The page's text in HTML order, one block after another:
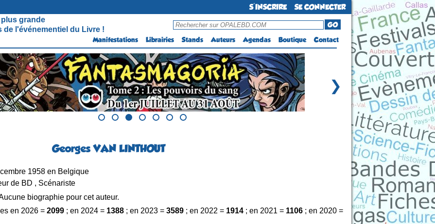
S'INSCRIRE
SE CONNECTER
grande
de l'événementiel du Livre !
GO
Manifestations
Librairies Stands Auteurs Agendas Boutique Contact
❯
Georges VAN LINTHOUT
1958 en Belgique
de BD , Scénariste
biographie pour cet auteur.
en 2026 = 2099 ; en 2024 = 1388 ; en 2023 = 3589 ; en 2022 = 1914 ; en 2021 = 1106 ; en 2020 =